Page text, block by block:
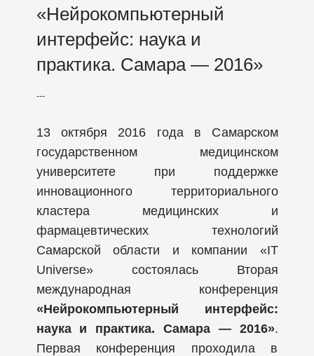
«Нейрокомпьютерный
интерфейс: наука и
практика. Самара — 2016»
---
13 октября 2016 года в Самарском
государственном медицинском
университете при поддержке
инновационного территориального
кластера медицинских и
фармацевтических технологий
Самарской области и компании «IT
Universe» состоялась Вторая
международная конференция
«Нейрокомпьютерный интерфейс:
наука и практика. Самара — 2016».
Первая конференция проходила в